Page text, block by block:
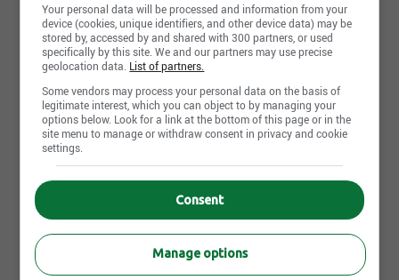
Envoyer ma réponse
Chauffeur(euse) de camion 12
roues
Inter-Cité Construction ltée
Depuis près de 100 ans, le Groupe Riverin se démarque
dans neuf (9) spécialités : Béton préparé, béton
préfabriqué [...]
Québec - QC
Your personal data will be processed and information from your
device (cookies, unique identifiers, and other device data) may be
stored by, accessed by and shared with 300 partners, or used
specifically by this site. We and our partners may use precise
geolocation data. List of partners.
Some vendors may process your personal data on the basis of
legitimate interest, which you can object to by managing your
options below. Look for a link at the bottom of this page or in the
site menu to manage or withdraw consent in privacy and cookie
settings.
Consent
Manage options